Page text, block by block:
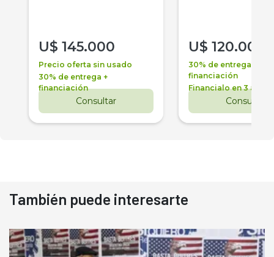
U$ 145.000
Precio oferta sin usado
30% de entrega +
financiación
Consultar
U$ 120.000
30% de entrega +
financiación
Financialo en 3 años
Consultar
También puede interesarte